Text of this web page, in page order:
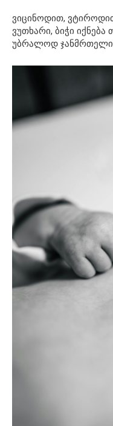
ვიცინოდით,
ვუთხარი, ბიჭი
უბრალოდ ჯანმრთელი